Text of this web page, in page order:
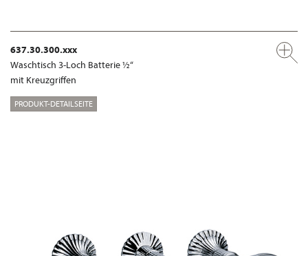
637.30.300.xxx
Waschtisch 3-Loch Batterie ½“
mit Kreuzgriffen
PRODUKT-DETAILSEITE